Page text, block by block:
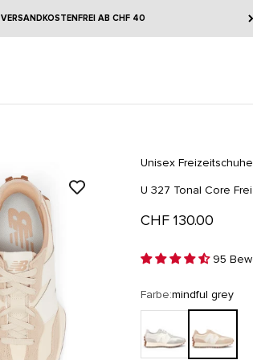
VERSANDKOSTENFREI AB CHF 40
Unisex Freizeitschuhe
U 327 Tonal Core
Angebot
CHF 130.00
95
Farbe:mindful grey